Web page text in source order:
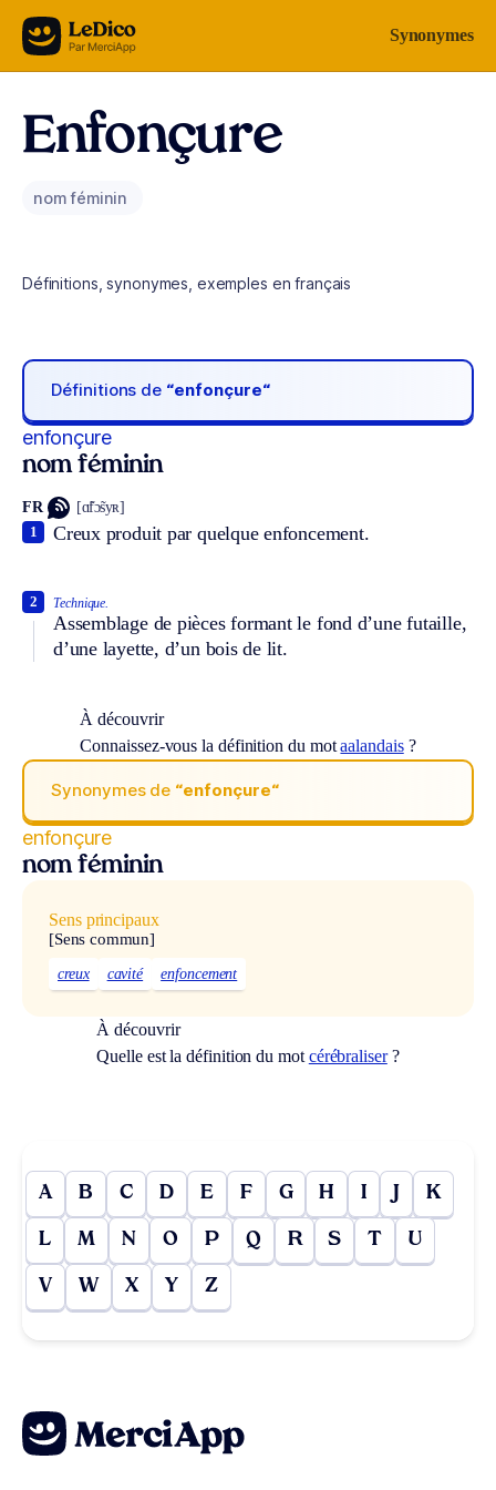
Aller au contenu Synonymes
Enfonçure
nom féminin
Définitions, synonymes, exemples en français
Définitions de “enfonçure“
enfonçure
nom féminin
FR [ɑ̃fɔ̃syʀ]
Creux produit par quelque enfoncement.
1
Technique.
Assemblage de pièces formant le fond d’une futaille,
d’une layette, d’un bois de lit.
2
À découvrir
Connaissez-vous la définition du motaalandais?
Synonymes de “enfonçure“
enfonçure
nom féminin
Sens principaux
[Sens commun]
creux cavité enfoncement
À découvrir
Quelle est la définition du mot cérébraliser?
A B C D E F G H I J K
L M N O P Q R S T U
V W X Y Z